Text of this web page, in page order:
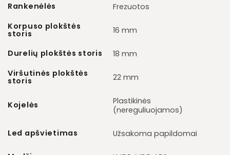
Rankenėlės
Frezuotos
Korpuso plokštės
storis 16 mm
Durelių plokštės storis
18 mm
Viršutinės plokštės
storis 22 mm
Kojelės
Plastikinės
(nereguliuojamos)
Led apšvietimas Užsakoma papildomai